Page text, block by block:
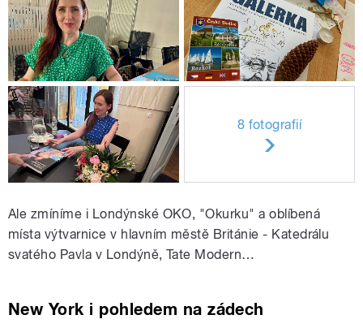
8 fotografií
Ale zmíníme i Londýnské OKO, "Okurku" a oblíbená
místa výtvarnice v hlavním městě Británie - Katedrálu
svatého Pavla v Londýně, Tate Modern…
New York i pohledem na zádech